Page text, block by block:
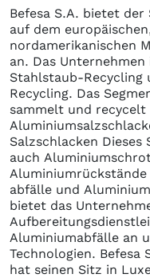
Befesa S.A. bietet
auf dem
nordamerikanischen
an. Das
Stahlstaub-Recycling
Recycling. Das
sammelt und recycelt
Salzschlacken
auch
abfälle und
bietet das
Aluminiumabfälle an
Technologien. Befesa
hat seinen Sitz in